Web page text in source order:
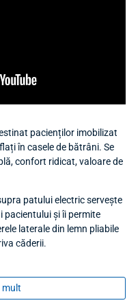
pacienților imobilizat
în casele de bătrâni. Se
confort ridicat, valoare de
patului electric servește
și îi permite
laterale din lemn pliabile
căderii.
mult